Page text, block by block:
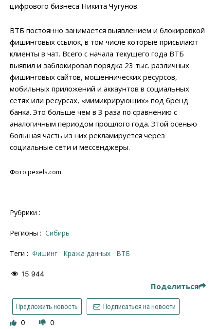
цифрового бизнеса Никита Чугунов.
ВТБ постоянно занимается выявлением и блокировкой
фишинговых ссылок, в том числе которые присылают
клиенты в чат. Всего с начала текущего года ВТБ
выявил и заблокировал порядка 23 тыс. различных
фишинговых сайтов, мошеннических ресурсов,
мобильных приложений и аккаунтов в социальных
сетях или ресурсах, «мимикрирующих» под бренд
банка. Это больше чем в 3 раза по сравнению с
аналогичным периодом прошлого года. Этой осенью
большая часть из них рекламируется через
социальные сети и мессенджеры.
Фото pexels.com
Рубрики :
Регионы : Сибирь
Теги : фишинг кража данных ВТБ
15 944
Поделиться
Предложить новость Подписаться на новости
0 0